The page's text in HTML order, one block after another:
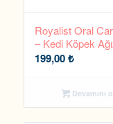
Royalist Oral
– Kedi Köpek
199,00₺
Devamını